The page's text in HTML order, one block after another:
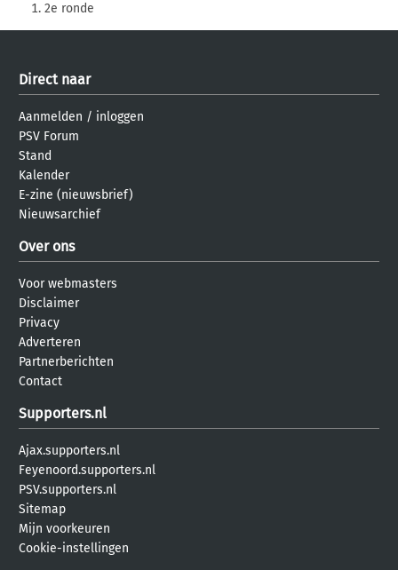
2e ronde
Direct naar
Aanmelden / inloggen
PSV Forum
Stand
Kalender
E-zine (nieuwsbrief)
Nieuwsarchief
Over ons
Voor webmasters
Disclaimer
Privacy
Adverteren
Partnerberichten
Contact
Supporters.nl
Ajax.supporters.nl
Feyenoord.supporters.nl
PSV.supporters.nl
Sitemap
Mijn voorkeuren
Cookie-instellingen